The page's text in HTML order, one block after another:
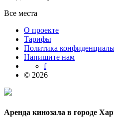
Все места
О проекте
Тарифы
Политика
Напишите нам
f
© 2026
Аренда кинозала в городе